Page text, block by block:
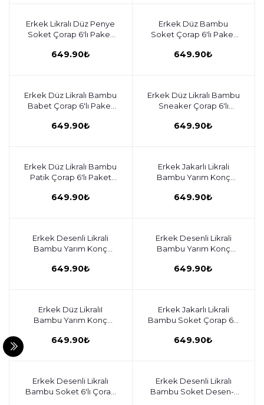
Sepete ekle
Erkek Likralı Düz Penye
Soket Çorap 6'lı Paket
649.90₺
Sepete ekle
Erkek Düz Bambu
Soket Çorap 6'lı Paket
649.90₺
Sepete ekle
Erkek Düz Likralı Bambu
Babet Çorap 6'lı Paket
649.90₺
Sepete ekle
Erkek Düz Likralı Bambu
Sneaker Çorap 6'lı
649.90₺
Sepete ekle
Erkek Düz Likralı Bambu
Patik Çorap 6'lı Paket
649.90₺
Sepete ekle
Erkek Jakarlı Likrali
Bambu Yarım Konç
010
649.90₺
Sepete ekle
Erkek Desenli Likrali
Bambu Yarım Konç
2 C932-009
649.90₺
Sepete ekle
Erkek Desenli Likrali
Bambu Yarım Konç
1 C932-008
649.90₺
Sepete ekle
Erkek Düz LikralıI
Bambu Yarım Konç
007
649.90₺
Sepete ekle
Erkek Jakarlı Likrali
Bambu Soket Çorap 6'lı
649.90₺
Sepete ekle
Erkek Desenli Likralı
Bambu Soket 6'lı Çorap
Sepete ekle
Erkek Desenli Likralı
Bambu Soket Desen-1